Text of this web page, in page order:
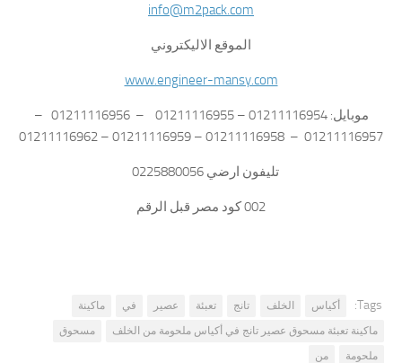
info@m2pack.com
الموقع الاليكتروني
www.engineer-mansy.com
موبايل: 01211116954 – 01211116955 – 01211116956 –
01211116957 – 01211116958 – 01211116959 – 01211116962
تليفون ارضي 0225880056
002 كود مصر قبل الرقم
Tags: أكياس الخلف تانج تعبئة عصير في
ماكينة
ماكينة تعبئة مسحوق عصير تانج في أكياس ملحومة من الخلف
مسحوق
ملحومة
من